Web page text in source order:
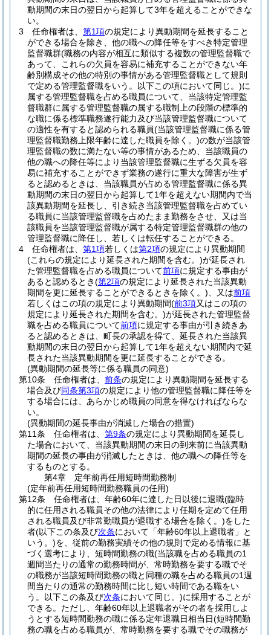
動期間の末日の翌日から起算して3年を超えることができな
い。
3
任命権者は、 第1項の規定により異動期間を延長すること
ができる場合を除き、他の職への降任等をすべき特定管理
監督職群(職務の内容が相互に類似する複数の管理監督職で
あって、これらの欠員を容易に補充することができない年
齢別構成その他の特別の事情がある管理監督職として規則
で定める管理監督職をいう。以下この項において同じ。)に
属する管理監督職を占める職員について、当該特定管理監
督職群に属する管理監督職の属する職制上の段階の標準的
な職に係る標準職務遂行能力及び当該管理監督職について
の適性を有すると認められる職員(当該管理監督職に係る管
理監督職勤務上限年齢に達した職員を除く。)の数が当該管
理監督職の数に満たない等の事情があるため、当該職員の
他の職への降任等により当該管理監督職に生ずる欠員を容
易に補充することができず業務の遂行に重大な障害が生ず
ると認めるときは、当該職員が占める管理監督職に係る異
動期間の末日の翌日から起算して1年を超えない期間内で当
該異動期間を延長し、引き続き当該管理監督職を占めてい
る職員に当該管理監督職を占めたまま勤務をさせ、又は当
該職員を当該管理監督職が属する特定管理監督職群の他の
管理監督職に降任し、若しくは転任することができる。
4
任命権者は、 第1項若しくは第2項の規定により異動期間
(これらの規定により延長された期間を含む。)が延長され
た管理監督職を占める職員について前項に規定する事由が
あると認めるとき(第2項の規定により延長された当該異動
期間を更に延長することができるときを除く。) 、又は前項
若しくはこの項の規定により異動期間(前3項又はこの項の
規定により延長された期間を含む。)が延長された管理監督
職を占める職員について前項に規定する事由が引き続きあ
ると認めるときは、町長の承認を得て、延長された当該異
動期間の末日の翌日から起算して1年を超えない期間内で延
長された当該異動期間を更に延長することができる。
(異動期間の延長等に係る職員の同意)
第10条
任命権者は、 前条の規定により異動期間を延長する
場合及び同条第3項の規定により他の管理監督職に降任等を
する場合には、あらかじめ職員の同意を得なければならな
い。
(異動期間の延長事由が消滅した場合の措置)
第11条
任命権者は、 第9条の規定により異動期間を延長し
た場合において、当該異動期間の末日の到来前に当該異動
期間の延長の事由が消滅したときは、他の職への降任等を
するものとする。
第4章
定年前再任用短時間勤務制
(定年前再任用短時間勤務職員の任用)
第12条
任命権者は、年齢60年に達した日以後に退職(臨時
的に任用される職員その他の法律により任期を定めて任用
される職員及び非常勤職員が退職する場合を除く。)をした
者(以下この条及び次条において「年齢60年以上退職者」と
いう。)を、従前の勤務実績その他の規則で定める情報に基
づく選考により、短時間勤務の職(当該職を占める職員の1
週間当たりの通常の勤務時間が、常時勤務を要する職でそ
の職務が当該短時間勤務の職と同種の職を占める職員の1週
間当たりの通常の勤務時間に比し短い時間である職をい
う。以下この条及び次条において同じ。)に採用することが
できる。 ただし、年齢60年以上退職者がその者を採用しよ
うとする短時間勤務の職に係る定年退職日相当日(短時間勤
務の職を占める職員が、常時勤務を要する職でその職務が